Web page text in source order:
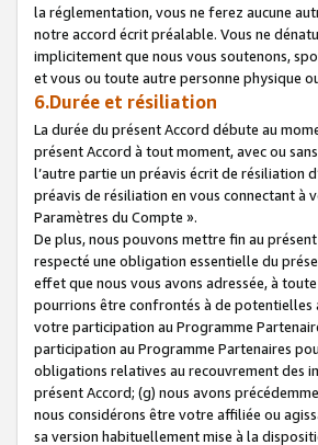
la réglementation, vous ne ferez aucune
notre accord écrit préalable. Vous ne
implicitement que nous vous soutenons,
et vous ou toute autre personne physique
6.Durée et résiliation
La durée du présent Accord débute au
présent Accord à tout moment, avec ou
l’autre partie un préavis écrit de résiliation
préavis de résiliation en vous connectant à
Paramètres du Compte ».
De plus, nous pouvons mettre fin au
respecté une obligation essentielle du
effet que nous vous avons adressée, à
pourrions être confrontés à de potentielles
votre participation au Programme
participation au Programme Partenaires
obligations relatives au recouvrement des
présent Accord; (g) nous avons
nous considérons être votre affiliée ou
sa version habituellement mise à la